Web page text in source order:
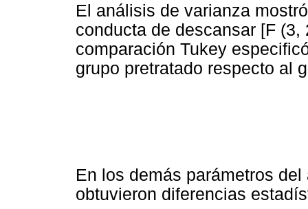
El análisis de varianza
conducta de descansar [F
comparación Tukey
grupo pretratado respecto al
En los demás parámetros
obtuvieron diferencias